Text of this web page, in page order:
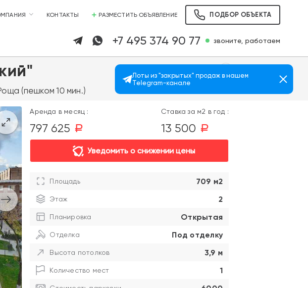
КОНТАКТЫ РАЗМЕСТИТЬ ОБЪЯВЛЕНИЕ ПОДБОР ОБЪЕКТА
+7 495 374 90 77 звоните, работаем
(пешком 10 мин.)
Аренда в месяц :
797 625 a
Ставка за м2 в год :
13 500 a
Уведомить о снижении цены
Площадь 709 м2
Этаж 2
Планировка Открытая
Отделка Под отделку
Высота потолков 3,9 м
Количество мест 1
Лоты из "закрытых" продаж в нашем
Telegram-канале